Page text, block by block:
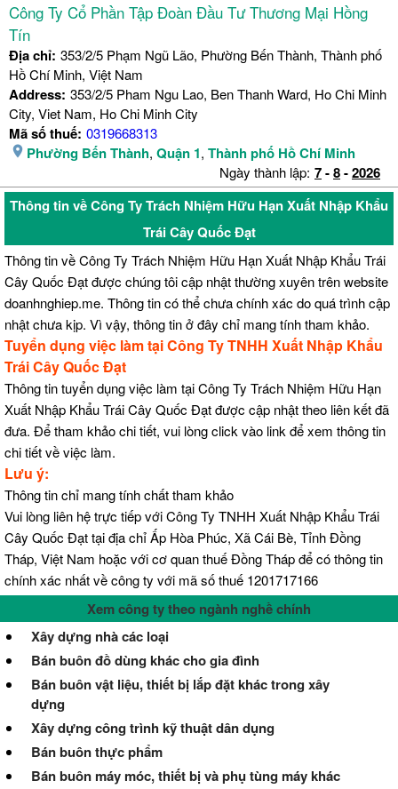
Công Ty Cổ Phần Tập Đoàn Đầu Tư Thương Mại Hồng
Tín
Địa chỉ: 353/2/5 Phạm Ngũ Lão, Phường Bến Thành, Thành phố
Hồ Chí Minh, Việt Nam
Address: 353/2/5 Pham Ngu Lao, Ben Thanh Ward, Ho Chi Minh
City, Viet Nam, Ho Chi Minh City
Mã số thuế: 0319668313
Phường Bến Thành, Quận 1, Thành phố Hồ Chí Minh
Ngày thành lập: 7-8-2026
Thông tin về Công Ty Trách Nhiệm Hữu Hạn Xuất Nhập Khẩu
Trái Cây Quốc Đạt
Thông tin về Công Ty Trách Nhiệm Hữu Hạn Xuất Nhập Khẩu Trái
Cây Quốc Đạt được chúng tôi cập nhật thường xuyên trên website
doanhnghiep.me. Thông tin có thể chưa chính xác do quá trình cập
nhật chưa kịp. Vì vậy, thông tin ở đây chỉ mang tính tham khảo.
Tuyển dụng việc làm tại Công Ty TNHH Xuất Nhập Khẩu
Trái Cây Quốc Đạt
Thông tin tuyển dụng việc làm tại Công Ty Trách Nhiệm Hữu Hạn
Xuất Nhập Khẩu Trái Cây Quốc Đạt được cập nhật theo liên kết đã
đưa. Để tham khảo chi tiết, vui lòng click vào link để xem thông tin
chi tiết về việc làm.
Lưu ý:
Thông tin chỉ mang tính chất tham khảo
Vui lòng liên hệ trực tiếp với Công Ty TNHH Xuất Nhập Khẩu Trái
Cây Quốc Đạt tại địa chỉ Ấp Hòa Phúc, Xã Cái Bè, Tỉnh Đồng
Tháp, Việt Nam hoặc với cơ quan thuế Đồng Tháp để có thông tin
chính xác nhất về công ty với mã số thuế 1201717166
Xem công ty theo ngành nghề chính
Xây dựng nhà các loại
Bán buôn đồ dùng khác cho gia đình
Bán buôn vật liệu, thiết bị lắp đặt khác trong xây
dựng
Xây dựng công trình kỹ thuật dân dụng
Bán buôn thực phẩm
Bán buôn máy móc, thiết bị và phụ tùng máy khác